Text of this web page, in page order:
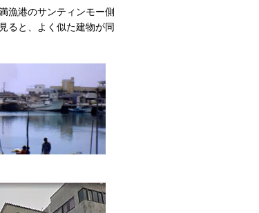
漁港のサンティンモー側
ると、よく似た建物が同